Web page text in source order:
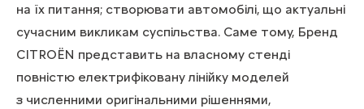
на їх питання; створювати автомобілі, що актуальні
сучасним викликам суспільства. Саме тому, Бренд
CITROЁN представить на власному стенді
повністю електрифіковану лінійку моделей
з численними оригінальними рішеннями,